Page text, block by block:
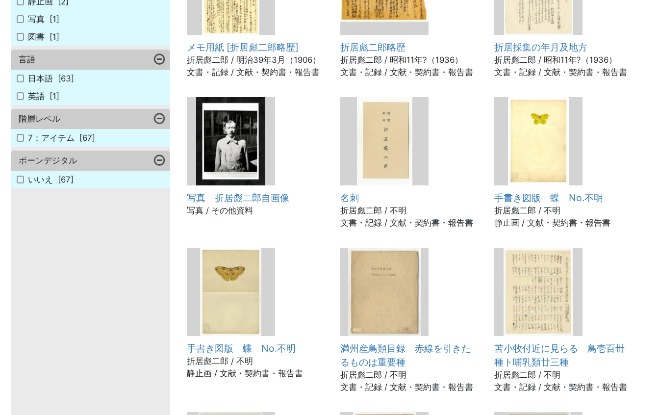
写真 [1]
図書 [1]
言語
日本語 [63]
英語 [1]
階層レベル
7：アイテム
[67]
ボーンデジタル
いいえ
[67]
メモ用紙 [折居彪二郎略歴]
折居彪二郎 / 明治39年3月（1906）
文書・記録 / 文献・契約書・報告書
折居彪二郎略歴
折居彪二郎 / 昭和11年?（1936）
文書・記録 / 文献・契約書・報告書
折居採集の年月及地方
折居彪二郎 / 昭和11年?（1936）
文書・記録 / 文献・契約書・報告書
写真 折居彪二郎自画像
写真 / その他資料
名刺
折居彪二郎 / 不明
文書・記録 / 文献・契約書・報告書
手書き図版 蝶 No.不明
折居彪二郎 / 不明
静止画 / 文献・契約書・報告書
手書き図版 蝶 No.不明
折居彪二郎 / 不明
静止画 / 文献・契約書・報告書
満州産鳥類目録 赤線を引きた
るものは重要種
折居彪二郎 / 不明
文書・記録 / 文献・契約書・報告書
苫小牧付近に見らるゝ鳥壱百丗
種ト哺乳類廿三種
折居彪二郎 / 不明
文書・記録 / 文献・契約書・報告書